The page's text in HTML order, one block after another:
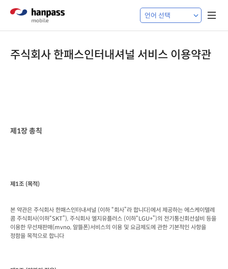
주식회사 한패스인터내셔널 서비스 이용약관
제1장 총칙
제 1조 (목적)
본 약관은 주식회사 한패스인터내셔널 (이하 “회사”라 합니다)에서 제공하는 에스케이텔레
콤 주식회사(이하“SKT”), 주식회사 엘지유플러스 (이하“LGU+”)의 전기통신회선설비 등을
이용한 무선재판매(mvno, 알뜰폰)서비스의 이용 및 요금제도에 관한 기본적인 사항을
정함을 목적으로 합니다